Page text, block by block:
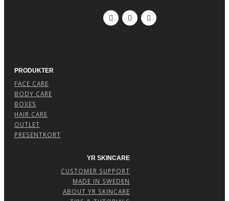
PRODUKTER
FACE CARE
BODY CARE
BOXES
HAIR CARE
OUTLET
PRESENTKORT
YR SKINCARE
CUSTOMER SUPPORT
MADE IN SWEDEN
ABOUT YR SKINCARE